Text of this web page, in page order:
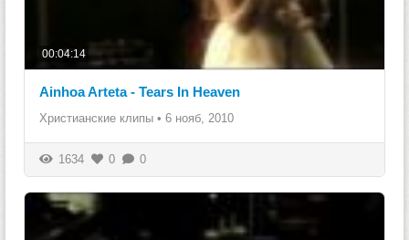
00:04:14
Ainhoa Arteta - Tears In Heaven
Христианские клипы • 6 нояб, 2010
1634 0 0